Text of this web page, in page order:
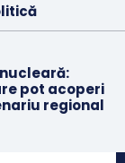
pot acoperi
regional